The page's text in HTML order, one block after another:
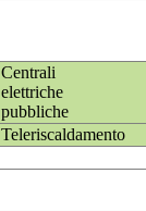
Centrali
elettriche
pubbliche
Teleriscaldamento